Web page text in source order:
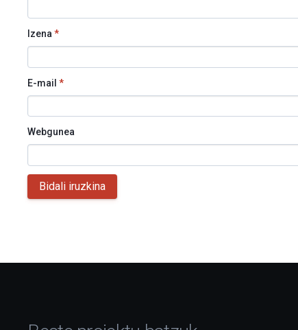
Izena*
E-mail*
Webgunea
Bidali iruzkina